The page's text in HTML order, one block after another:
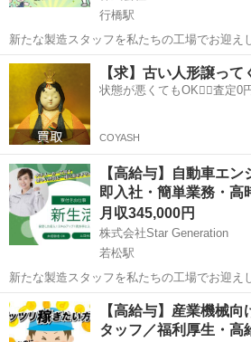
行橋駅
新たな製造スタッフを私たちの工場でお迎え
て、生産性を向上させ、最高の品質を保つこ
がない方でも、しっかりとしたサポート体制
応募ください 1.製...
福岡 行橋市 行橋駅 半導体 社
【求】古い人形譲って
状態が悪くてもOK🙆‍♀️査定0
COYASH
【高給与】⾃動⾞エ
即入社・簡単業務・高
月収345,000円
株式会社Star Generation
若松駅
新たな製造スタッフを私たちの工場でお迎え
て、生産性を向上させ、最高の品質を保つこ
がない方でも、しっかりとしたサポート体制
応募ください 1.製...
福岡 北九州市 若松駅 半導体
【高給与】産業機械
タッフ／福利厚生・高